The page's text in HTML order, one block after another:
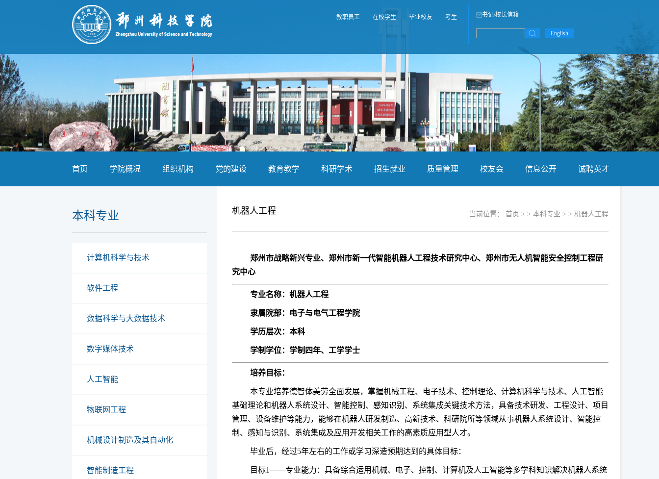
书记/校长信箱
English
教职员工 在校学生 毕业校友 考生
首页 学院概况 组织机构 党的建设 教育教学 科研学术 招生就业 质量管理 校友会 信息公开 诚聘英才
本科专业
计算机科学与技术
软件工程
数据科学与大数据技术
数字媒体技术
人工智能
物联网工程
机械设计制造及其自动化
智能制造工程
机器人工程 当前位置： 首页 > > 本科专业 > > 机器人工程
郑州市战略新兴专业、郑州市新一代智能机器人工程技术研究中心、郑州市无人机智能安全控制工程研
究中心
专业名称：机器人工程
隶属院部：电子与电气工程学院
学历层次：本科
学制学位：学制四年、工学学士
培养目标：
本专业培养德智体美劳全面发展，掌握机械工程、电子技术、控制理论、计算机科学与技术、人工智能
基础理论和机器人系统设计、智能控制、感知识别、系统集成关键技术方法，具备技术研发、工程设计、项目
管理、设备维护等能力，能够在机器人研发制造、高新技术、科研院所等领域从事机器人系统设计、智能控
制、感知与识别、系统集成及应用开发相关工作的高素质应用型人才。
毕业后，经过5年左右的工作或学习深造预期达到的具体目标：
目标1——专业能力：具备综合运用机械、电子、控制、计算机及人工智能等多学科知识解决机器人系统